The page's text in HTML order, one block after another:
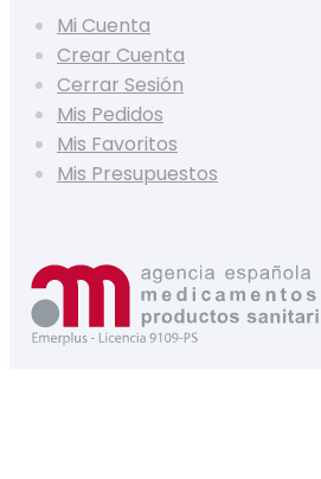
Mi Cuenta
Crear Cuenta
Cerrar Sesión
Mis Pedidos
Mis Favoritos
Mis Presupuestos